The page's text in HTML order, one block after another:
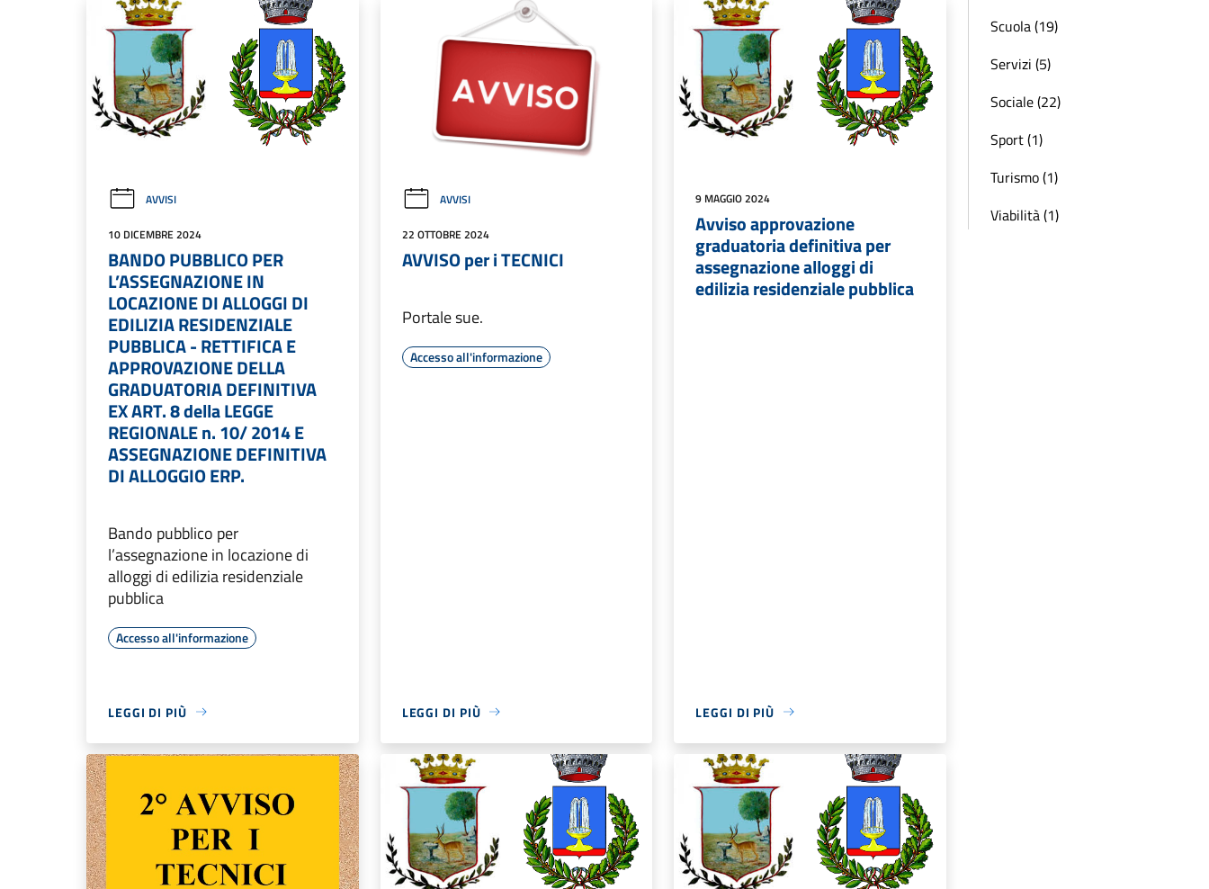
AVVISI
10 DICEMBRE 2024
BANDO PUBBLICO PER
L’ASSEGNAZIONE IN
LOCAZIONE DI ALLOGGI DI
EDILIZIA RESIDENZIALE
PUBBLICA - RETTIFICA E
APPROVAZIONE DELLA
GRADUATORIA DEFINITIVA
EX ART. 8 della LEGGE
REGIONALE n. 10/ 2014 E
ASSEGNAZIONE DEFINITIVA
DI ALLOGGIO ERP.
Bando pubblico per
l’assegnazione in locazione di
alloggi di edilizia residenziale
pubblica
Accesso all'informazione
LEGGI DI PIÙ
AVVISI
22 OTTOBRE 2024
AVVISO per i TECNICI
Portale sue.
Accesso all'informazione
LEGGI DI PIÙ
9 MAGGIO 2024
Avviso approvazione
graduatoria definitiva per
assegnazione alloggi di
edilizia residenziale pubblica
LEGGI DI PIÙ
Scuola (19)
Servizi (5)
Sociale (22)
Sport (1)
Turismo (1)
Viabilità (1)